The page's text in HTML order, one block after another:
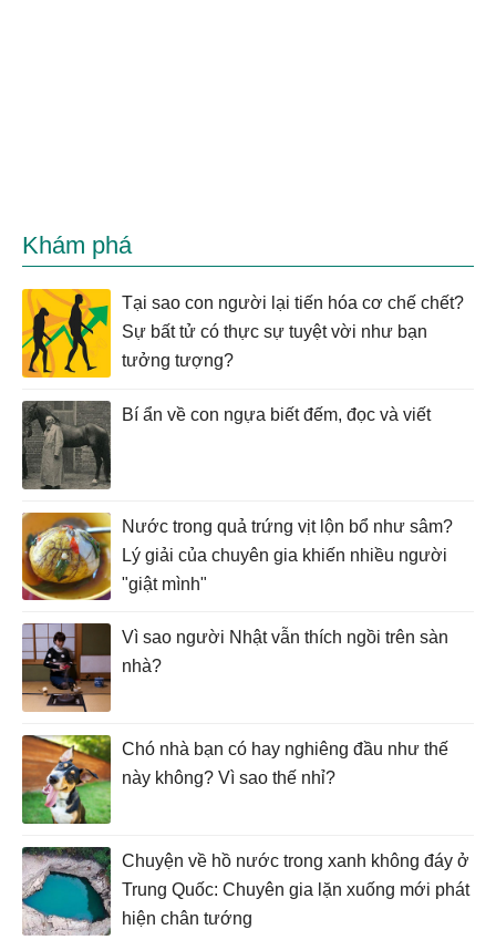
Khám phá
Tại sao con người lại tiến hóa cơ chế chết?
Sự bất tử có thực sự tuyệt vời như bạn
tưởng tượng?
Bí ẩn về con ngựa biết đếm, đọc và viết
Nước trong quả trứng vịt lộn bổ như sâm?
Lý giải của chuyên gia khiến nhiều người
"giật mình"
Vì sao người Nhật vẫn thích ngồi trên sàn
nhà?
Chó nhà bạn có hay nghiêng đầu như thế
này không? Vì sao thế nhỉ?
Chuyện về hồ nước trong xanh không đáy ở
Trung Quốc: Chuyên gia lặn xuống mới phát
hiện chân tướng